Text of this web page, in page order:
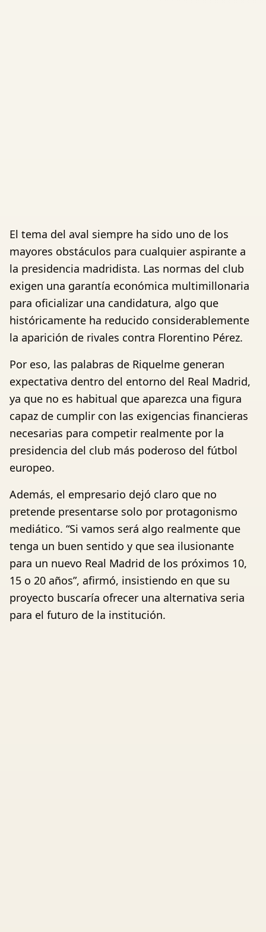
El tema del aval siempre ha sido uno de los
mayores obstáculos para cualquier aspirante a
la presidencia madridista. Las normas del club
exigen una garantía económica multimillonaria
para oficializar una candidatura, algo que
históricamente ha reducido considerablemente
la aparición de rivales contra Florentino Pérez.
Por eso, las palabras de Riquelme generan
expectativa dentro del entorno del Real Madrid,
ya que no es habitual que aparezca una figura
capaz de cumplir con las exigencias financieras
necesarias para competir realmente por la
presidencia del club más poderoso del fútbol
europeo.
Además, el empresario dejó claro que no
pretende presentarse solo por protagonismo
mediático. “Si vamos será algo realmente que
tenga un buen sentido y que sea ilusionante
para un nuevo Real Madrid de los próximos 10,
15 o 20 años”, afirmó, insistiendo en que su
proyecto buscaría ofrecer una alternativa seria
para el futuro de la institución.